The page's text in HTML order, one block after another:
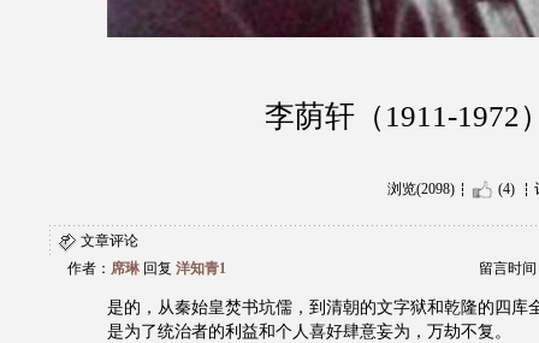
李荫轩（1911-1972
浏览(2098) (4)
文章评论
作者： 席琳 回复 洋知青1 留言时间
是的，从秦始皇焚书坑儒，到清朝的文字狱和乾隆的四库
是为了统治者的利益和个人喜好肆意妄为，万劫不复。